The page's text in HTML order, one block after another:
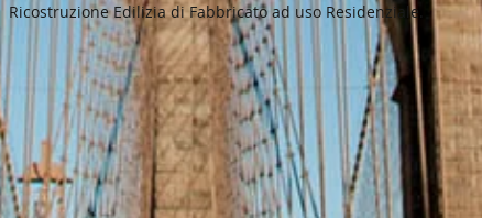
Ricostruzione Edilizia di Fabbricato ad uso Residenziale.